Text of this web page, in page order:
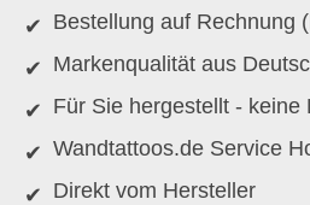
Bestellung auf Rechnung
Markenqualität aus
Für Sie hergestellt - keine
Wandtattoos.de Service
Direkt vom Hersteller